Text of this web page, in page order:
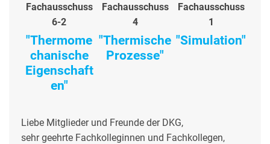
Fachausschuss
6-2
Fachausschuss
4
Fachausschuss
1
"Thermome
chanische
Eigenschaft
en"
"Thermische
Prozesse"
"Simulation"
Liebe Mitglieder und Freunde der DKG,
sehr geehrte Fachkolleginnen und Fachkollegen,